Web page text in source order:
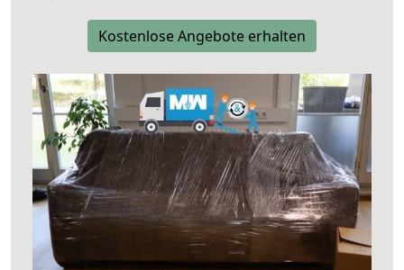
Kostenlose Angebote erhalten